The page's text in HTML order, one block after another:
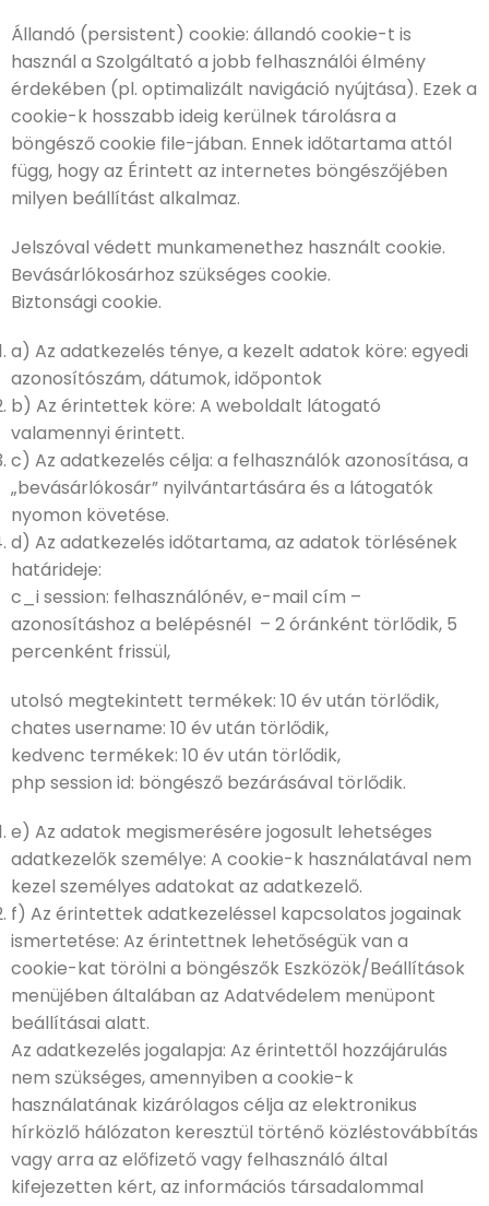
Állandó (persistent) cookie: állandó cookie-t is
használ a Szolgáltató a jobb felhasználói élmény
érdekében (pl. optimalizált navigáció nyújtása). Ezek a
cookie-k hosszabb ideig kerülnek tárolásra a
böngésző cookie file-jában. Ennek időtartama attól
függ, hogy az Érintett az internetes böngészőjében
milyen beállítást alkalmaz.
Jelszóval védett munkamenethez használt cookie.
Bevásárlókosárhoz szükséges cookie.
Biztonsági cookie.
a) Az adatkezelés ténye, a kezelt adatok köre: egyedi
azonosítószám, dátumok, időpontok
b) Az érintettek köre: A weboldalt látogató
valamennyi érintett.
c) Az adatkezelés célja: a felhasználók azonosítása, a
„bevásárlókosár” nyilvántartására és a látogatók
nyomon követése.
d) Az adatkezelés időtartama, az adatok törlésének
határideje:
c_i session: felhasználónév, e-mail cím –
azonosításhoz a belépésnél – 2 óránként törlődik, 5
percenként frissül,
utolsó megtekintett termékek: 10 év után törlődik,
chates username: 10 év után törlődik,
kedvenc termékek: 10 év után törlődik,
php session id: böngésző bezárásával törlődik.
e) Az adatok megismerésére jogosult lehetséges
adatkezelők személye: A cookie-k használatával nem
kezel személyes adatokat az adatkezelő.
f) Az érintettek adatkezeléssel kapcsolatos jogainak
ismertetése: Az érintettnek lehetőségük van a
cookie-kat törölni a böngészők Eszközök/Beállítások
menüjében általában az Adatvédelem menüpont
beállításai alatt.
Az adatkezelés jogalapja: Az érintettől hozzájárulás
nem szükséges, amennyiben a cookie-k
használatának kizárólagos célja az elektronikus
hírközlő hálózaton keresztül történő közléstovábbítás
vagy arra az előfizető vagy felhasználó által
kifejezetten kért, az információs társadalommal